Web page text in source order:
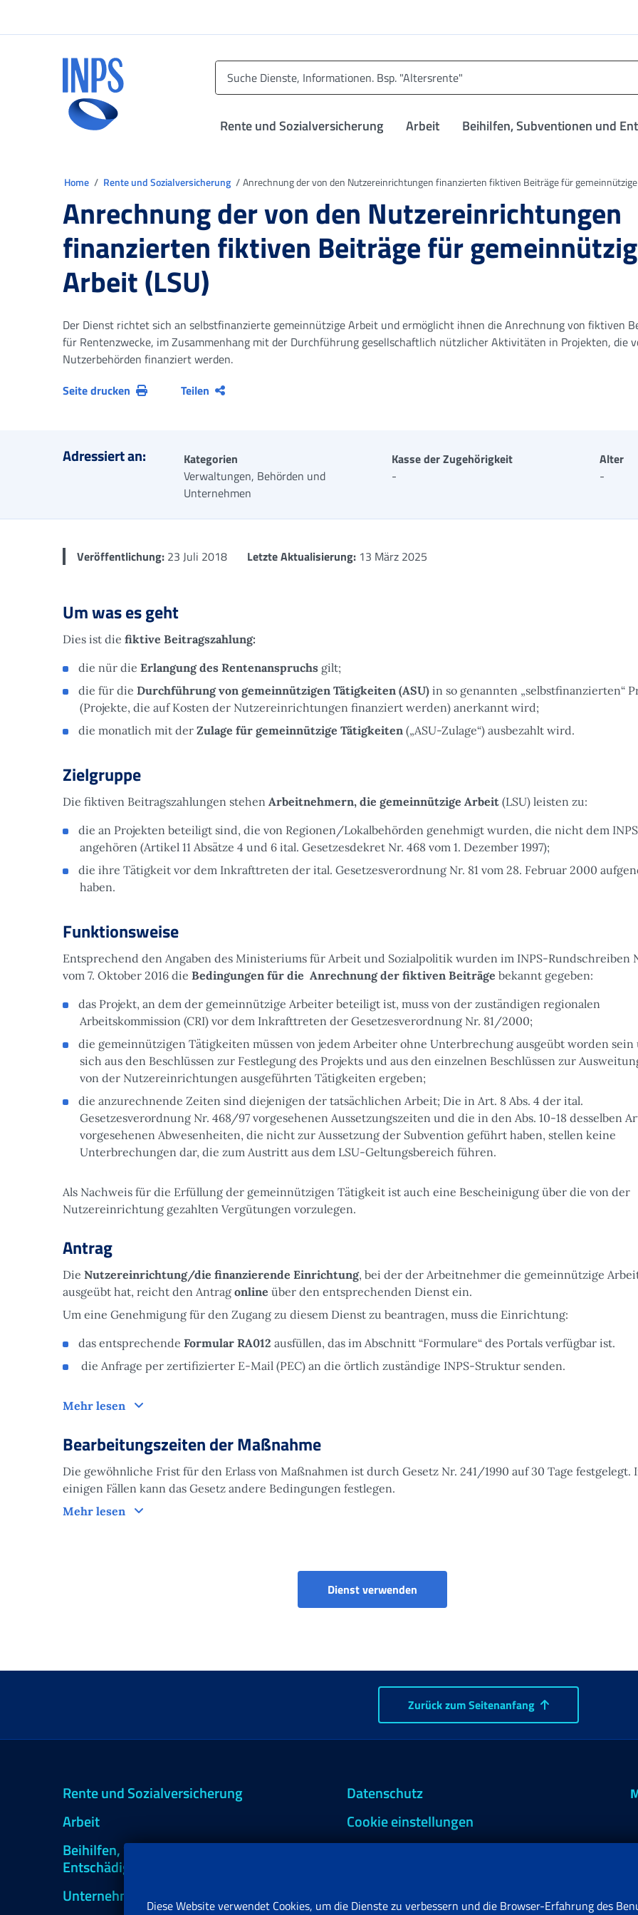
Rente und Sozialversicherung Arbeit Beihilfen, Subventionen und
Home Rente und Sozialversicherung Anrechnung der von den Nutzereinrichtungen finanzierten fiktiven Beiträge für gemeinnützige
Anrechnung der von den Nutzereinrichtungen
finanzierten fiktiven Beiträge für
Arbeit (LSU)
Der Dienst richtet sich an selbstfinanzierte gemeinnützige Arbeit und ermöglicht ihnen die Anrechnung von fiktiven
für Rentenzwecke, im Zusammenhang mit der Durchführung gesellschaftlich nützlicher Aktivitäten in Projekten, die
Nutzerbehörden finanziert werden.
Seite drucken
Teilen
Adressiert an:
Kategorien
Verwaltungen, Behörden und
Unternehmen
Kasse der Zugehörigkeit
-
Alter
-
Veröffentlichung: 23 Juli 2018 Letzte Aktualisierung: 13 März 2025
Um was es geht
Dies ist die fiktive Beitragszahlung:
die nür die Erlangung des Rentenanspruchs gilt;
die für die Durchführung von gemeinnützigen Tätigkeiten (ASU) in so genannten „selbstfinanzierten“
(Projekte, die auf Kosten der Nutzereinrichtungen finanziert werden) anerkannt wird;
die monatlich mit der Zulage für gemeinnützige Tätigkeiten („ASU-Zulage“) ausbezahlt wird.
Zielgruppe
Die fiktiven Beitragszahlungen stehen Arbeitnehmern, die gemeinnützige Arbeit (LSU) leisten zu:
die an Projekten beteiligt sind, die von Regionen/Lokalbehörden genehmigt wurden, die nicht dem INPS
angehören (Artikel 11 Absätze 4 und 6 ital. Gesetzesdekret Nr. 468 vom 1. Dezember 1997);
die ihre Tätigkeit vor dem Inkrafttreten der ital. Gesetzesverordnung Nr. 81 vom 28. Februar 2000
haben.
Funktionsweise
Entsprechend den Angaben des Ministeriums für Arbeit und Sozialpolitik wurden im INPS-Rundschreiben
vom 7. Oktober 2016 die Bedingungen für die Anrechnung der fiktiven Beiträge bekannt gegeben:
das Projekt, an dem der gemeinnützige Arbeiter beteiligt ist, muss von der zuständigen regionalen
Arbeitskommission (CRI) vor dem Inkrafttreten der Gesetzesverordnung Nr. 81/2000;
die gemeinnützigen Tätigkeiten müssen von jedem Arbeiter ohne Unterbrechung ausgeübt worden sein
sich aus den Beschlüssen zur Festlegung des Projekts und aus den einzelnen Beschlüssen zur
von der Nutzereinrichtungen ausgeführten Tätigkeiten ergeben;
die anzurechnende Zeiten sind diejenigen der tatsächlichen Arbeit; Die in Art. 8 Abs. 4 der ital.
Gesetzesverordnung Nr. 468/97 vorgesehenen Aussetzungszeiten und die in den Abs. 10-18 desselben
vorgesehenen Abwesenheiten, die nicht zur Aussetzung der Subvention geführt haben, stellen keine
Unterbrechungen dar, die zum Austritt aus dem LSU-Geltungsbereich führen.
Als Nachweis für die Erfüllung der gemeinnützigen Tätigkeit ist auch eine Bescheinigung über die von der
Nutzereinrichtung gezahlten Vergütungen vorzulegen.
Antrag
Die Nutzereinrichtung/die finanzierende Einrichtung, bei der der Arbeitnehmer die gemeinnützige
ausgeübt hat, reicht den Antrag online über den entsprechenden Dienst ein.
Um eine Genehmigung für den Zugang zu diesem Dienst zu beantragen, muss die Einrichtung:
das entsprechende Formular RA012 ausfüllen, das im Abschnitt “Formulare“ des Portals verfügbar ist.
die Anfrage per zertifizierter E-Mail (PEC) an die örtlich zuständige INPS-Struktur senden.
Mehr lesen Antrag
Bearbeitungszeiten der Maßnahme
Die gewöhnliche Frist für den Erlass von Maßnahmen ist durch Gesetz Nr. 241/1990 auf 30 Tage festgelegt.
einigen Fällen kann das Gesetz andere Bedingungen festlegen.
Mehr lesen
Bearbeitungszeiten der Maßnahme
Dienst verwendenAntrag auf Anrechnung von, durch
Zurück zum Seitenanfang
Rente und Sozialversicherung
Arbeit
Beihilfen, Subventionen und
Entschädigungen
Unternehmen und Freiberufler
Datenschutz
Cookie einstellungen
Diese Website verwendet Cookies, um die Dienste zu verbessern und die Browser-Erfahrung des